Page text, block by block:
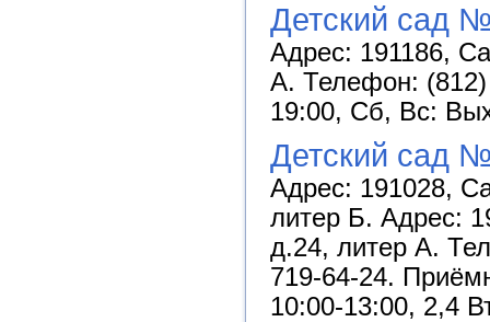
Детский сад
Адрес: 191186,
А. Телефон:
19:00, Сб, Вс:
Детский сад
Адрес: 191028,
литер Б. Адрес:
д.24, литер А.
719-64-24.
10:00-13:00, 2,4